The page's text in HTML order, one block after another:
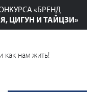
«БРЕНД
ЦИГУН И ТАЙЦЗИ»
как нам жить!